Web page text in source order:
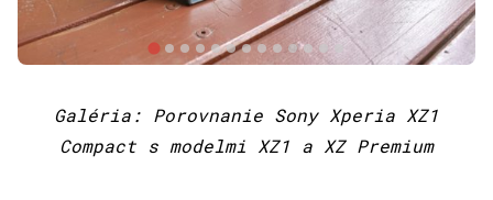
Galéria: Porovnanie Sony Xperia XZ1
Compact s modelmi XZ1 a XZ Premium